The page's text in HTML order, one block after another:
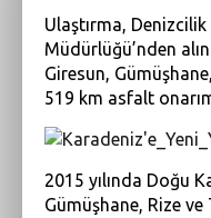
Ulaştırma, Denizcilik
Müdürlüğü’nden
Giresun,
519 km asfalt
2015 yılında Doğu
Gümüşhane, Rize